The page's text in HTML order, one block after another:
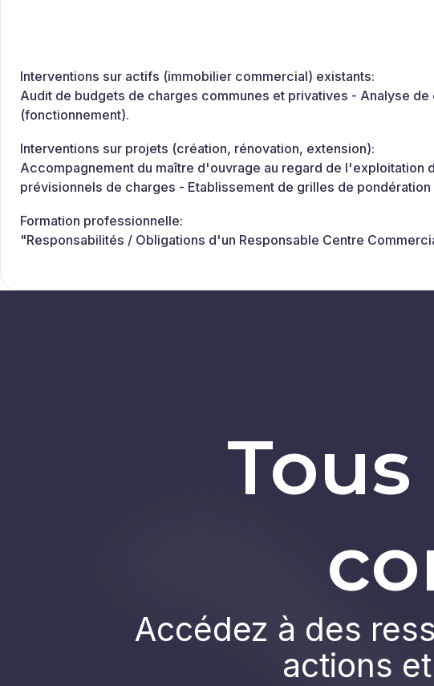
Interventions sur actifs (immobilier commercial) existants:
Audit de budgets de charges communes et privatives - Analyse
(fonctionnement).
Interventions sur projets (création, rénovation, extension):
Accompagnement du maître d'ouvrage au regard de
prévisionnels de charges - Etablissement de grilles de
Formation professionnelle:
"Responsabilités / Obligations d'un Responsable Centre
Accédez à des
actions